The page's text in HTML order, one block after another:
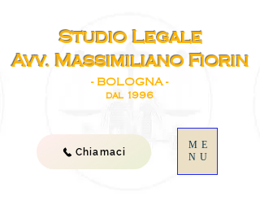
Studio Legale
Avv. Massimiliano Fiorin
- BOLOGNA -
dal 1996
ME
NU
Chiamaci